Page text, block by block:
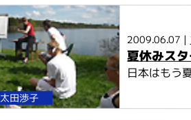
太田渉子
2009.06.07 |
夏休みス
日本はもう